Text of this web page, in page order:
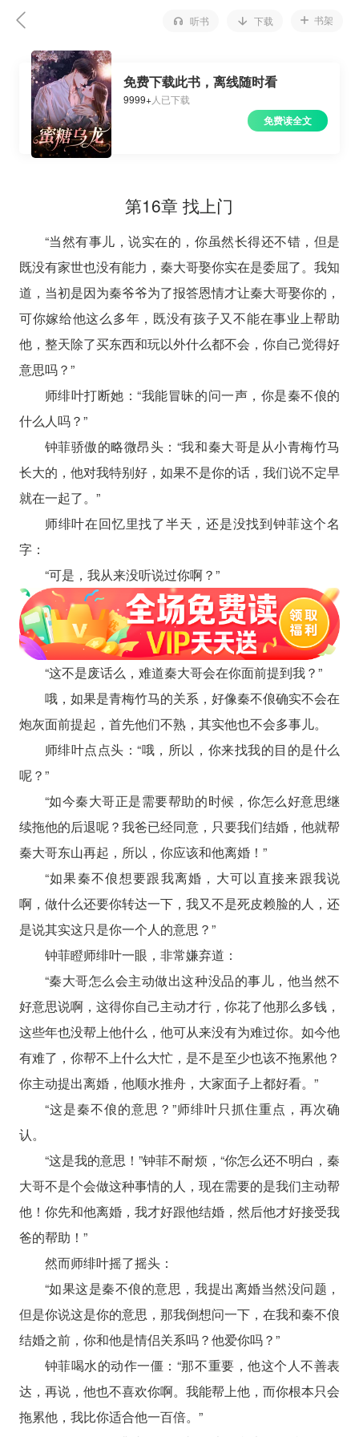
听书 下载 书架
免费下载此书，离线随时看
9999+人已下载
免费读全文
第16章 找上门
“当然有事儿，说实在的，你虽然长得还不错，但是
既没有家世也没有能力，秦大哥娶你实在是委屈了。我知
道，当初是因为秦爷爷为了报答恩情才让秦大哥娶你的，
可你嫁给他这么多年，既没有孩子又不能在事业上帮助
他，整天除了买东西和玩以外什么都不会，你自己觉得好
意思吗？”
师绯叶打断她：“我能冒昧的问一声，你是秦不俍的
什么人吗？”
钟菲骄傲的略微昂头：“我和秦大哥是从小青梅竹马
长大的，他对我特别好，如果不是你的话，我们说不定早
就在一起了。”
师绯叶在回忆里找了半天，还是没找到钟菲这个名
字：
“可是，我从来没听说过你啊？”
“这不是废话么，难道秦大哥会在你面前提到我？”
哦，如果是青梅竹马的关系，好像秦不俍确实不会在
炮灰面前提起，首先他们不熟，其实他也不会多事儿。
师绯叶点点头：“哦，所以，你来找我的目的是什么
呢？”
“如今秦大哥正是需要帮助的时候，你怎么好意思继
续拖他的后退呢？我爸已经同意，只要我们结婚，他就帮
秦大哥东山再起，所以，你应该和他离婚！”
“如果秦不俍想要跟我离婚，大可以直接来跟我说
啊，做什么还要你转达一下，我又不是死皮赖脸的人，还
是说其实这只是你一个人的意思？”
钟菲瞪师绯叶一眼，非常嫌弃道：
“秦大哥怎么会主动做出这种没品的事儿，他当然不
好意思说啊，这得你自己主动才行，你花了他那么多钱，
这些年也没帮上他什么，他可从来没有为难过你。如今他
有难了，你帮不上什么大忙，是不是至少也该不拖累他？
你主动提出离婚，他顺水推舟，大家面子上都好看。”
“这是秦不俍的意思？”师绯叶只抓住重点，再次确
认。
“这是我的意思！”钟菲不耐烦，“你怎么还不明白，秦
大哥不是个会做这种事情的人，现在需要的是我们主动帮
他！你先和他离婚，我才好跟他结婚，然后他才好接受我
爸的帮助！”
然而师绯叶摇了摇头：
“如果这是秦不俍的意思，我提出离婚当然没问题，
但是你说这是你的意思，那我倒想问一下，在我和秦不俍
结婚之前，你和他是情侣关系吗？他爱你吗？”
钟菲喝水的动作一僵：“那不重要，他这个人不善表
达，再说，他也不喜欢你啊。我能帮上他，而你根本只会
拖累他，我比你适合他一百倍。”